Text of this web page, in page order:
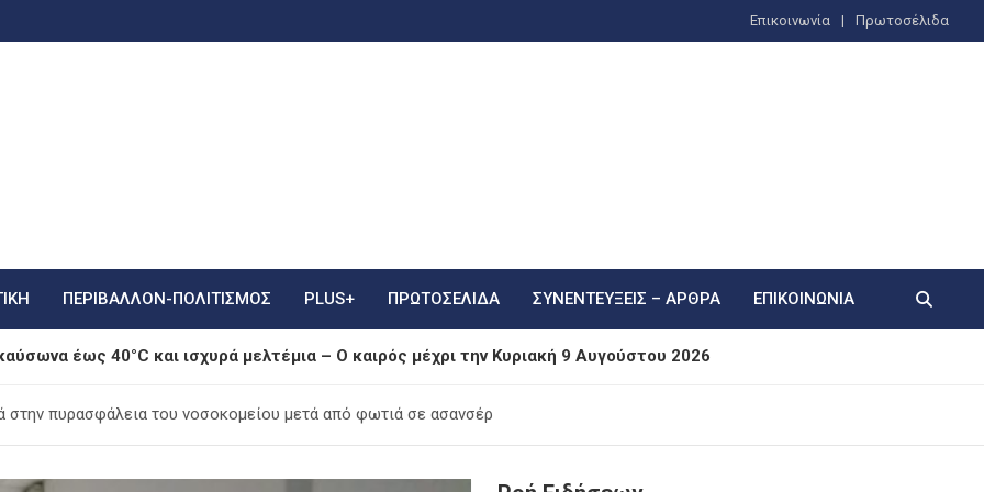
Επικοινωνία Πρωτοσέλιδα
ΠΕΡΙΒΑΛΛΟΝ-ΠΟΛΙΤΙΣΜΟΣ PLUS+ ΠΡΩΤΟΣΈΛΙΔΑ ΣΥΝΕΝΤΕΎΞΕΙΣ – ΆΡΘΡΑ ΕΠΙΚΟΙΝΩΝΊΑ
έως 40°C και ισχυρά μελτέμια – Ο καιρός μέχρι την Κυριακή 9 Αυγούστου 2026
τη Μύκονο στο Βατικανό – Η συνάντηση με τον Πάπα Λέοντα ΙΔ και το “φιλικό” χτύπημα στον ώμο (Βίντεο)
στην πυρασφάλεια του νοσοκομείου μετά από φωτιά σε ασανσέρ